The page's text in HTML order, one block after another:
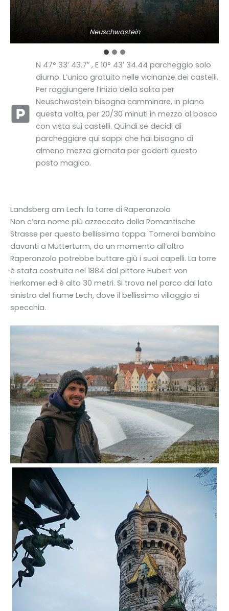
Neuschwastein
N 47° 33′ 43.7″ , E 10° 43′ 34.44 parcheggio solo
diurno. L’unico gratuito nelle vicinanze dei castelli.
Per raggiungere l’inizio della salita per
Neuschwastein bisogna camminare, in piano
questa volta, per 20/30 minuti in mezzo al bosco
con vista sui castelli. Quindi se decidi di
parcheggiare qui sappi che hai bisogno di
almeno mezza giornata per goderti questo
posto magico.
Landsberg am Lech: la torre di Raperonzolo
Non c’era nome più azzeccato della Romantische
Strasse per questa bellissima tappa. Tornerai bambina
davanti a Mutterturm, da un momento all’altro
Raperonzolo potrebbe buttare giù i suoi capelli. La torre
è stata costruita nel 1884 dal pittore Hubert von
Herkomer ed è alta 30 metri. Si trova nel parco dal lato
sinistro del fiume Lech, dove il bellissimo villaggio si
specchia.